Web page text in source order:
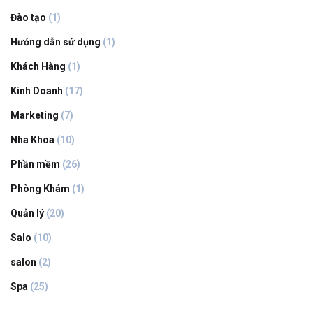
Đào tạo (1)
Hướng dẫn sử dụng (1)
Khách Hàng (1)
Kinh Doanh (17)
Marketing (7)
Nha Khoa (10)
Phần mềm (26)
Phòng Khám (1)
Quản lý (20)
Salo (10)
salon (2)
Spa (25)